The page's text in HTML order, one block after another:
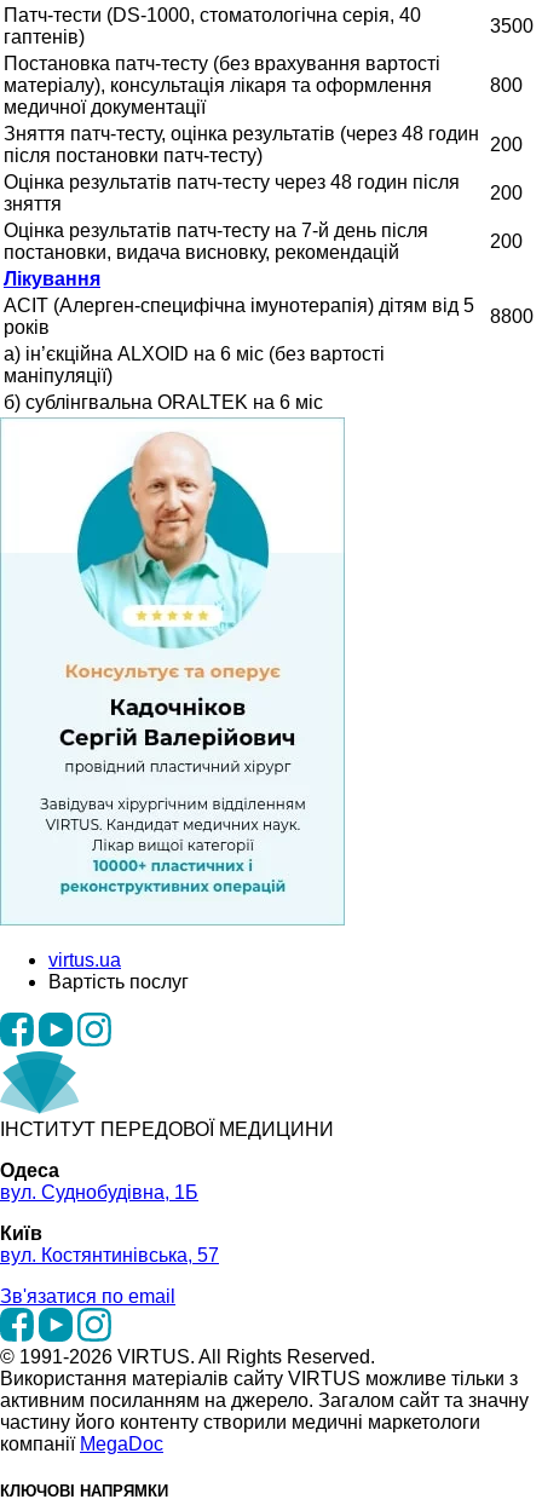
Патч-тести (DS-1000, стоматологічна серія, 40
гаптенів)
3500
Постановка патч-тесту (без врахування вартості
матеріалу), консультація лікаря та оформлення
медичної документації
800
Зняття патч-тесту, оцінка результатів (через 48 годин
після постановки патч-тесту)
200
Оцінка результатів патч-тесту через 48 годин після
зняття
200
Оцінка результатів патч-тесту на 7-й день після
постановки, видача висновку, рекомендацій
200
Лікування
АСІТ (Алерген-специфічна імунотерапія) дітям від 5
років
8800
а) ін’єкційна ALXOID на 6 міс (без вартості
маніпуляції)
б) cублінгвальна ORALTEK на 6 міс
virtus.ua
Вартість послуг
ІНСТИТУТ ПЕРЕДОВОЇ МЕДИЦИНИ
Одеса
вул. Суднобудівна, 1Б
Київ
вул. Костянтинівська, 57
Зв'язатися по email
© 1991-2026 VIRTUS. All Rights Reserved.
Використання матеріалів сайту VIRTUS можливе тільки з
активним посиланням на джерело. Загалом сайт та значну
частину його контенту створили медичні маркетологи
компанії MegaDoc
КЛЮЧОВІ НАПРЯМКИ